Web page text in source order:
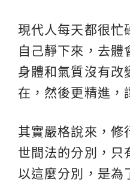
現代人每天都很忙
自己靜下來，去體
身體和氣質沒有改
在，然後更精進，
其實嚴格說來，修
世間法的分別，只
以這麼分別，是為